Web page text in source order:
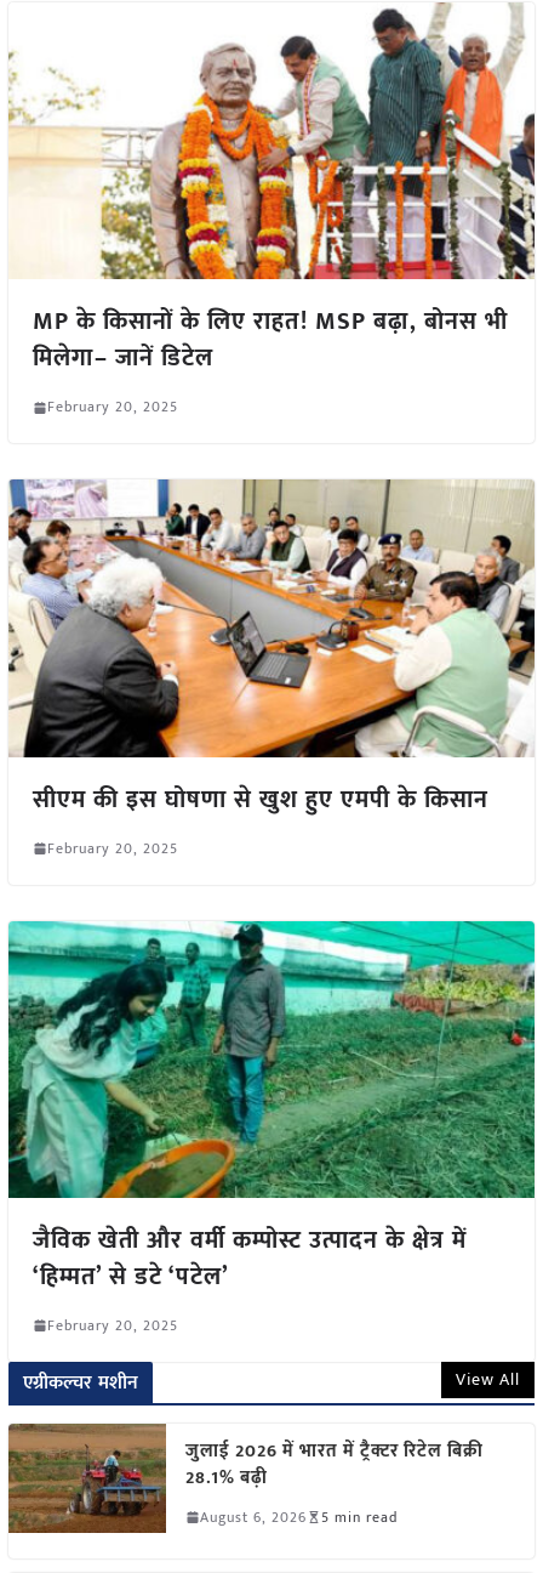
MP के किसानों के लिए राहत! MSP बढ़ा, बोनस भी
मिलेगा– जानें डिटेल
February 20, 2025
सीएम की इस घोषणा से खुश हुए एमपी के किसान
February 20, 2025
जैविक खेती और वर्मी कम्पोस्ट उत्पादन के क्षेत्र में
‘हिम्मत’ से डटे ‘पटेल’
February 20, 2025
एग्रीकल्चर मशीन View All
जुलाई 2026 में भारत में ट्रैक्टर रिटेल बिक्री
28.1% बढ़ी
August 6, 2026 5 min read